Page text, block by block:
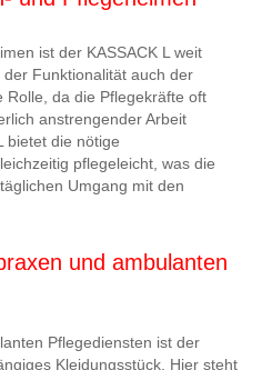
ist der KASSACK L weit
Funktionalität auch der
Rolle, da die Pflegekräfte oft
anstrengender Arbeit
bietet die nötige
pflegeleicht, was die
Umgang mit den
und ambulanten
Pflegediensten ist der
Kleidungsstück. Hier steht